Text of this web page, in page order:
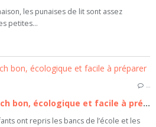
les punaises de lit sont assez
petites...
…
Des astuces pour un lunch bon, écologique et facile à préparer
ont repris les bancs de l’école et les